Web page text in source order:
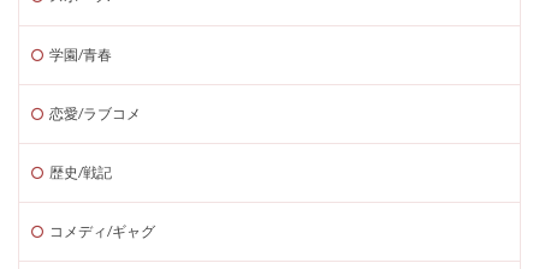
学園/青春
恋愛/ラブコメ
歴史/戦記
コメディ/ギャグ